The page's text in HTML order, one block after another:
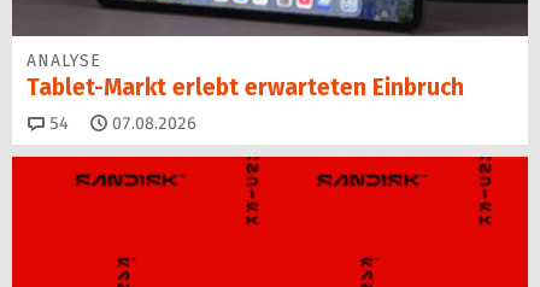
ANALYSE
Tablet-Markt erlebt erwarteten Einbruch
54 Kommentare
07.08.2026